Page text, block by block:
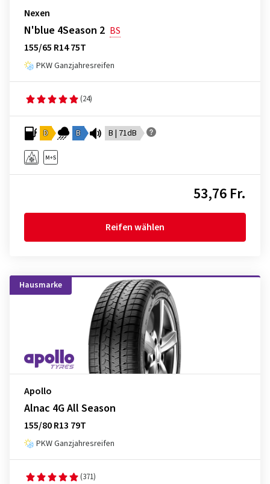
Nexen
N'blue 4Season 2 BS
155/65 R14 75T
PKW Ganzjahresreifen
(24)
D B B | 71dB
53,76 Fr.
Reifen wählen
Hausmarke
Apollo
Alnac 4G All Season
155/80 R13 79T
PKW Ganzjahresreifen
(371)